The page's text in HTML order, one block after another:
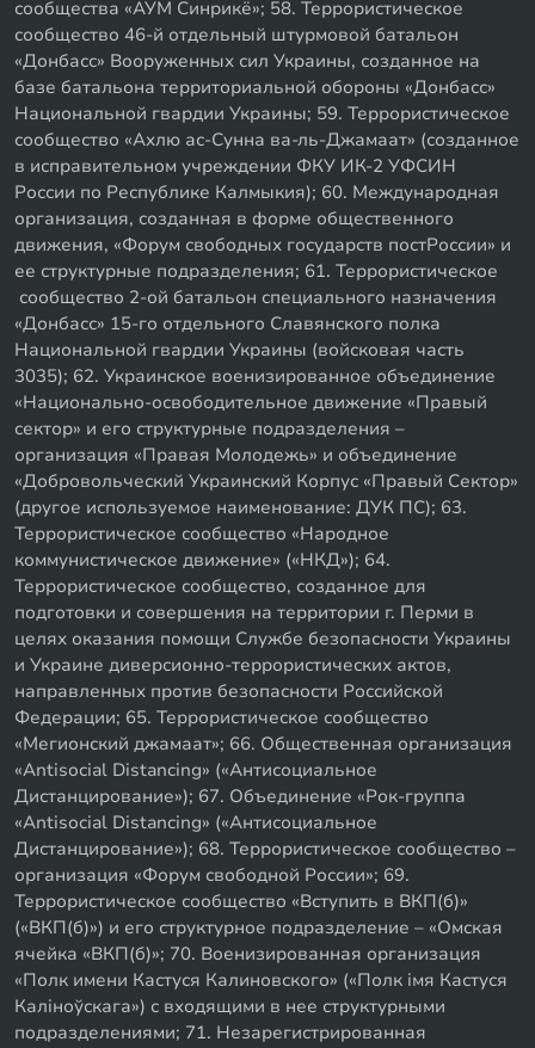
сообщества «АУМ Синрикё»; 58. Террористическое
сообщество 46-й отдельный штурмовой батальон
«Донбасс» Вооруженных сил Украины, созданное на
базе батальона территориальной обороны «Донбасс»
Национальной гвардии Украины; 59. Террористическое
сообщество «Ахлю ас-Сунна ва-ль-Джамаат» (созданное
в исправительном учреждении ФКУ ИК-2 УФСИН
России по Республике Калмыкия); 60. Международная
организация, созданная в форме общественного
движения, «Форум свободных государств постРоссии» и
ее структурные подразделения; 61. Террористическое
сообщество 2-ой батальон специального назначения
«Донбасс» 15-го отдельного Славянского полка
Национальной гвардии Украины (войсковая часть
3035); 62. Украинское военизированное объединение
«Национально-освободительное движение «Правый
сектор» и его структурные подразделения –
организация «Правая Молодежь» и объединение
«Добровольческий Украинский Корпус «Правый Сектор»
(другое используемое наименование: ДУК ПС); 63.
Террористическое сообщество «Народное
коммунистическое движение» («НКД»); 64.
Террористическое сообщество, созданное для
подготовки и совершения на территории г. Перми в
целях оказания помощи Службе безопасности Украины
и Украине диверсионно-террористических актов,
направленных против безопасности Российской
Федерации; 65. Террористическое сообщество
«Мегионский джамаат»; 66. Общественная организация
«Antisocial Distancing» («Антисоциальное
Дистанцирование»); 67. Объединение «Рок-группа
«Antisocial Distancing» («Антисоциальное
Дистанцирование»); 68. Террористическое сообщество –
организация «Форум свободной России»; 69.
Террористическое сообщество «Вступить в ВКП(б)»
(«ВКП(б)») и его структурное подразделение – «Омская
ячейка «ВКП(б)»; 70. Военизированная организация
«Полк имени Кастуся Калиновского» («Полк iмя Кастуся
Калiноўскага») с входящими в нее структурными
подразделениями; 71. Незарегистрированная